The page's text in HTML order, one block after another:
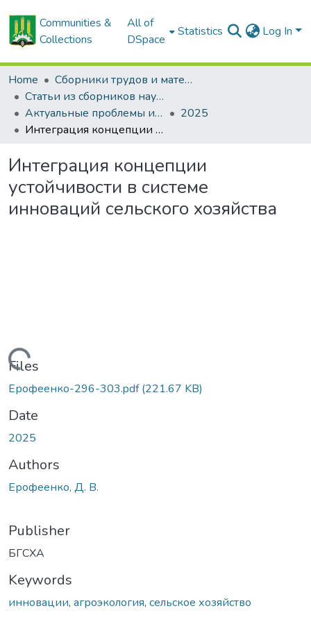
Communities &
Collections
All of
DSpace
Statistics Log In
Home
Сборники трудов и материалов конференций
Статьи из сборников научных трудов
Актуальные проблемы инновационного развития агропромышленного комплекса Беларуси
2025
Интеграция концепции устойчивости в системе инноваций сельского хозяйства
Интеграция концепции
устойчивости в системе
инноваций сельского хозяйства
Loading...
Files
Ерофеенко-296-303.pdf(221.67 KB)
Date
2025
Authors
Ерофеенко, Д. В.
Publisher
БГСХА
Keywords
инновации, агроэкология, сельское хозяйство